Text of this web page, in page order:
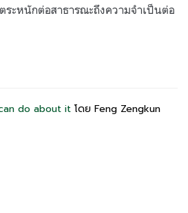
ระหนักต่อสาธารณะถึงความจำเป็นต่อ
do about it โดย Feng Zengkun